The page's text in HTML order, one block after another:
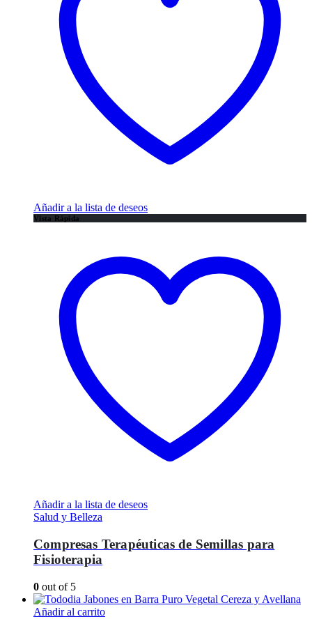
Añadir a la lista de deseos
Vista Rápida
Añadir a la lista de deseos
Salud y Belleza
Compresas Terapéuticas de Semillas para
Fisioterapia
0 out of 5
Añadir al carrito